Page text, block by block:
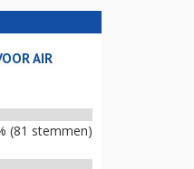
AIR
(81 stemmen)